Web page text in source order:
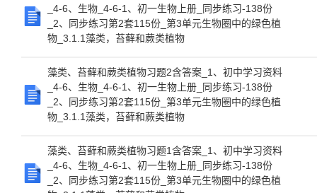
_4-6、生物_4-6-1、初一生物上册_同步练习-138份
_2、同步练习第2套115份_第3单元生物圈中的绿色植
物_3.1.1藻类，苔藓和蕨类植物
藻类、苔藓和蕨类植物习题2含答案_1、初中学习资料
_4-6、生物_4-6-1、初一生物上册_同步练习-138份
_2、同步练习第2套115份_第3单元生物圈中的绿色植
物_3.1.1藻类，苔藓和蕨类植物
藻类、苔藓和蕨类植物习题1含答案_1、初中学习资料
_4-6、生物_4-6-1、初一生物上册_同步练习-138份
_2、同步练习第2套115份_第3单元生物圈中的绿色植